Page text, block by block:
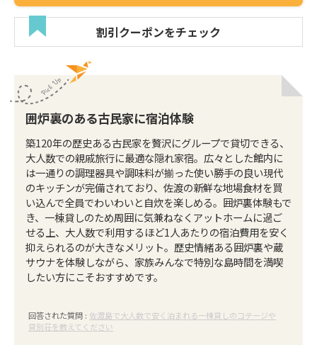
割引クーポンをチェック
囲炉裏のある古民家に宿泊体験
築120年の歴史ある古民家を贅沢にグループで貸切できる、
大人数での親戚旅行に最適な隠れ家宿。広々とした館内に
は一通りの調理器具や調味料が揃った使い勝手の良い現代
のキッチンが完備されており、佐渡の新鮮な地場食材を買
い込んで全員でわいわいと自炊を楽しめる。囲炉裏体験もで
き、一棟貸しのため周囲に気兼ねなくアットホームに過ご
せる上、大人数で利用するほど1人あたりの宿泊費用を安く
抑えられるのが大きなメリット。歴史情緒ある囲炉裏や蔵
サウナを体験しながら、家族みんなで特別な島時間を満喫
したい方にこそおすすめです。
回答された質問 : 佐渡島で大人数で安く泊まれる一棟貸しのコテージや
貸別荘を教えてください